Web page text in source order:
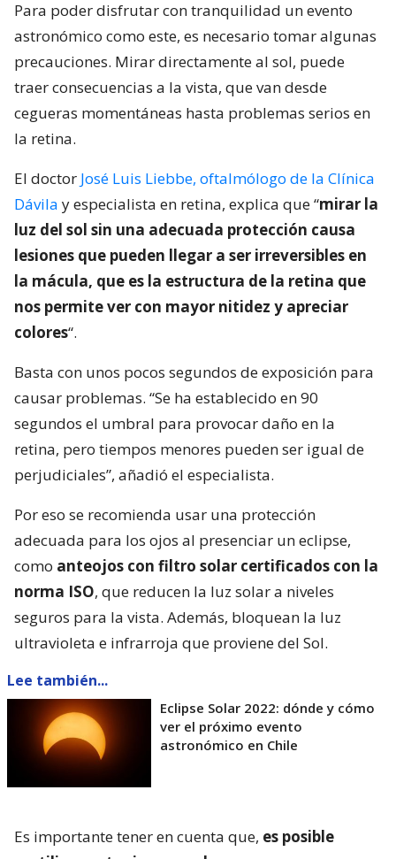
Para poder disfrutar con tranquilidad un evento
astronómico como este, es necesario tomar algunas
precauciones. Mirar directamente al sol, puede
traer consecuencias a la vista, que van desde
cegueras momentáneas hasta problemas serios en
la retina.
El doctor José Luis Liebbe, oftalmólogo de la Clínica
Dávila y especialista en retina, explica que “mirar la
luz del sol sin una adecuada protección causa
lesiones que pueden llegar a ser irreversibles en
la mácula, que es la estructura de la retina que
nos permite ver con mayor nitidez y apreciar
colores“.
Basta con unos pocos segundos de exposición para
causar problemas. “Se ha establecido en 90
segundos el umbral para provocar daño en la
retina, pero tiempos menores pueden ser igual de
perjudiciales”, añadió el especialista.
Por eso se recomienda usar una protección
adecuada para los ojos al presenciar un eclipse,
como anteojos con filtro solar certificados con la
norma ISO, que reducen la luz solar a niveles
seguros para la vista. Además, bloquean la luz
ultravioleta e infrarroja que proviene del Sol.
Lee también...
Eclipse Solar 2022: dónde y cómo
ver el próximo evento
astronómico en Chile
Es importante tener en cuenta que, es posible